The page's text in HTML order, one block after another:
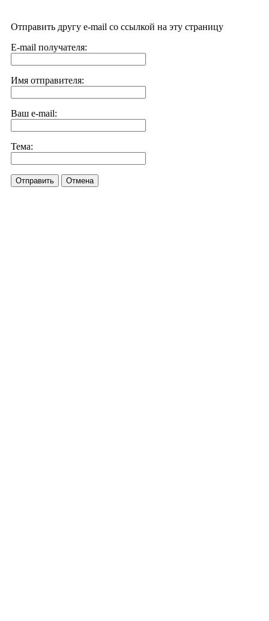
Отправить другу e-mail со ссылкой на эту страницу
E-mail получателя:
Имя отправителя:
Ваш e-mail:
Тема:
Отправить Отмена